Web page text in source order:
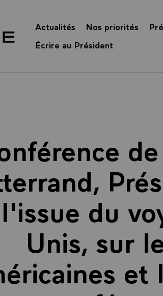
Actualités Nos priorités
Écrire au Président
du
Unis, sur
et